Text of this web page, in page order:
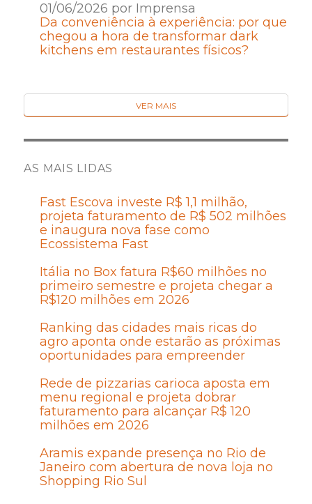
01/06/2026 por Imprensa
Da conveniência à experiência: por que
chegou a hora de transformar dark
kitchens em restaurantes físicos?
VER MAIS
AS MAIS LIDAS
Fast Escova investe R$ 1,1 milhão,
projeta faturamento de R$ 502 milhões
e inaugura nova fase como
Ecossistema Fast
Itália no Box fatura R$60 milhões no
primeiro semestre e projeta chegar a
R$120 milhões em 2026
Ranking das cidades mais ricas do
agro aponta onde estarão as próximas
oportunidades para empreender
Rede de pizzarias carioca aposta em
menu regional e projeta dobrar
faturamento para alcançar R$ 120
milhões em 2026
Aramis expande presença no Rio de
Janeiro com abertura de nova loja no
Shopping Rio Sul